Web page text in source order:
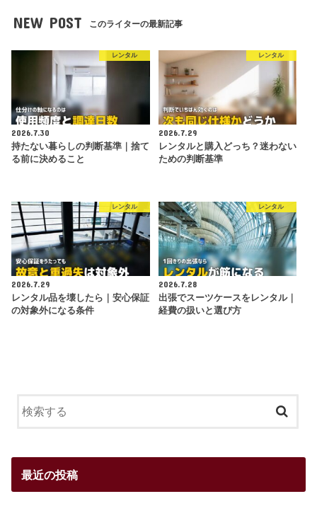
NEW POST このライターの最新記事
レンタル
2026.7.30
持たない暮らしの判断基準｜捨て
る前に決めること
レンタル
2026.7.29
レンタルと購入どっち？迷わない
ための判断基準
レンタル
2026.7.29
レンタル品を壊したら｜安心保証
の対象外になる条件
レンタル
2026.7.28
出張でスーツケースをレンタル｜
経費の扱いと選び方
最近の投稿